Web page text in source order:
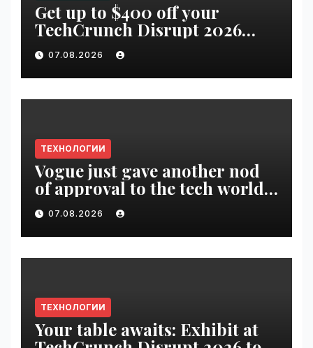
Get up to $400 off your
TechCrunch Disrupt 2026
pass until tomorrow |
VseTime.ru
07.08.2026
ТЕХНОЛОГИИ
Vogue just gave another nod
of approval to the tech world |
VseTime.ru
07.08.2026
ТЕХНОЛОГИИ
Your table awaits: Exhibit at